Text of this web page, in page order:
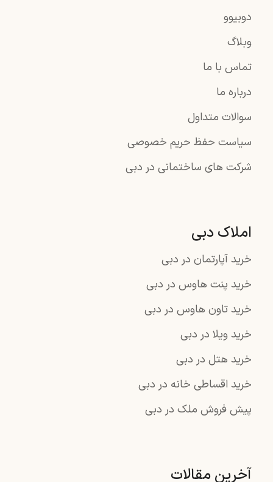
دوبیوو
وبلاگ
تماس با ما
درباره ما
سوالات متداول
سیاست حفظ حریم خصوصی
شرکت های ساختمانی در دبی
املاک دبی
خرید آپارتمان در دبی
خرید پنت هاوس در دبی
خرید تاون هاوس در دبی
خرید ویلا در دبی
خرید هتل در دبی
خرید اقساطی خانه در دبی
پیش فروش ملک در دبی
آخرین مقالات